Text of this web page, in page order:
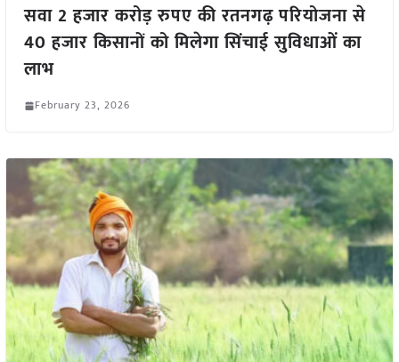
सवा 2 हजार करोड़ रुपए की रतनगढ़ परियोजना से
40 हजार किसानों को मिलेगा सिंचाई सुविधाओं का
लाभ
February 23, 2026